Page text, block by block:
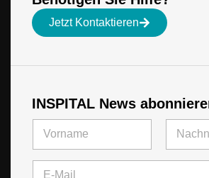
Jetzt Kontaktieren
INSPITAL News
m